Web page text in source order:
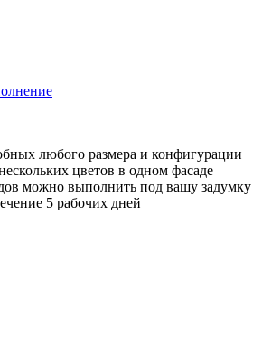
любого размера и конфигурации
цветов в одном фасаде
можно выполнить под вашу задумку
5 рабочих дней